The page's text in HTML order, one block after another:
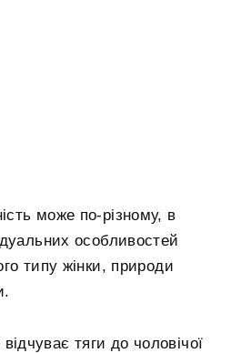
може по-різному, в
особливостей
типу жінки, природи
тяги до чоловічої